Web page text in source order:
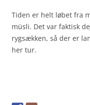
Tiden er helt løbet fra
müsli. Det var faktisk
rygsækken, så der er
her tur.